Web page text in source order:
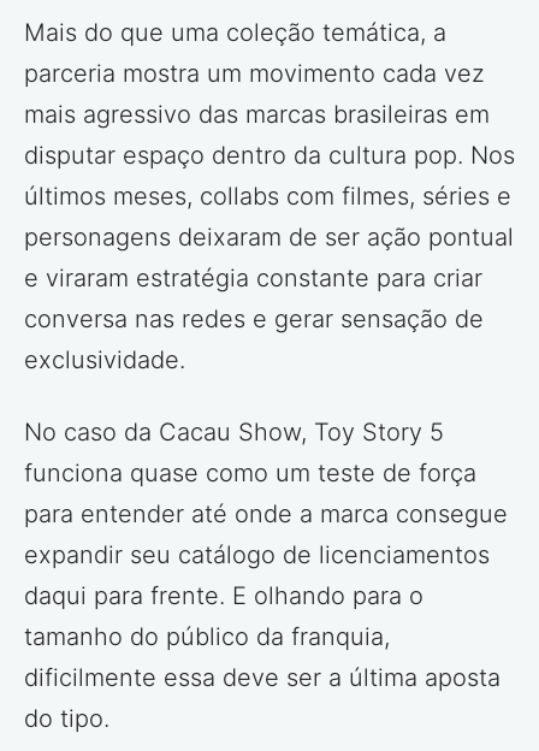
Mais do que uma coleção temática, a
parceria mostra um movimento cada vez
mais agressivo das marcas brasileiras em
disputar espaço dentro da cultura pop. Nos
últimos meses, collabs com filmes, séries e
personagens deixaram de ser ação pontual
e viraram estratégia constante para criar
conversa nas redes e gerar sensação de
exclusividade.
No caso da Cacau Show, Toy Story 5
funciona quase como um teste de força
para entender até onde a marca consegue
expandir seu catálogo de licenciamentos
daqui para frente. E olhando para o
tamanho do público da franquia,
dificilmente essa deve ser a última aposta
do tipo.